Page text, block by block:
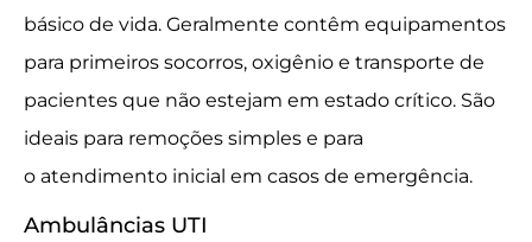
básico de vida. Geralmente contêm equipamentos
para primeiros socorros, oxigênio e transporte de
pacientes que não estejam em estado crítico. São
ideais para remoções simples e para
o atendimento inicial em casos de emergência.
Ambulâncias UTI